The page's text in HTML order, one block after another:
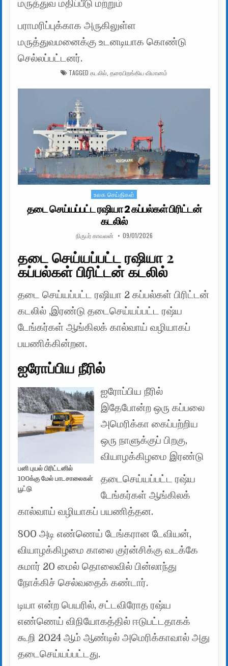
மருத்துவ மதிப்பீடு மற்றும்
பராமரிப்புக்காக அருகிலுள்ள
மருத்துவமனைக்கு உடனடியாக கொண்டு
செல்லப்பட்டனர்.
TAGGED கடலில் தரையிறங்கிய விமானம்
Posted in
உலக செய்திகள்
தடை செய்யப்பட்ட ரஷியா 2 கப்பல்கள் பிரிட்டன்
கடலில்
AUTHOR:
நிருபர் காவலன் PUBLISHED DATE:
09/01/2026
தடை செய்யப்பட்ட ரஷியா 2
கப்பல்கள் பிரிட்டன் கடலில்
தடை செய்யப்பட்ட ரஷியா 2 கப்பல்கள் பிரிட்டன்
கடலில் ,இரண்டு தடைசெய்யப்பட்ட ரஷ்ய
டேங்கர்கள் ஆங்கிலக் கால்வாய் வழியாகப்
பயணிக்கின்றன.
ஐரோப்பிய நீரில்
பனி புயல் பிரிட்டனில்
100க்கு மேல் பாடசாலைகள்
பூட்டு
ஐரோப்பிய நீரில்
இதேபோன்ற ஒரு கப்பலை
அமெரிக்கா கைப்பற்றிய
ஒரு நாளுக்குப் பிறகு,
வியாழக்கிழமை இரண்டு
தடைசெய்யப்பட்ட ரஷ்ய
டேங்கர்கள் ஆங்கிலக்
கால்வாய் வழியாகப் பயணித்தன.
800 அடி எண்ணெய் டேங்கரான டேவியன்,
வியாழக்கிழமை காலை குர்ன்சிக்கு வடக்கே
சுமார் 20 மைல் தொலைவில் பின்லாந்து
நோக்கிச் செல்வதைக் கண்டார்.
டியா என்ற பெயரில், சட்டவிரோத ரஷ்ய
எண்ணெய் விநியோகத்தில் ஈடுபட்டதாகக்
கூறி 2024 ஆம் ஆண்டில் அமெரிக்காவால் அது
தடைசெய்யப்பட்டது.